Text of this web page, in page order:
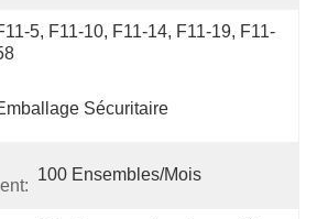
5, F11-10, F11-14, F11-19, F11-
Sécuritaire
100 Ensembles/mois